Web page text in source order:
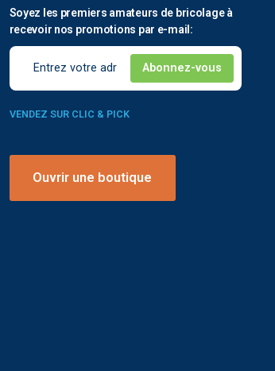
Soyez les premiers amateurs de bricolage à
recevoir nos promotions par e-mail:
VENDEZ SUR CLIC & PICK
Ouvrir une boutique